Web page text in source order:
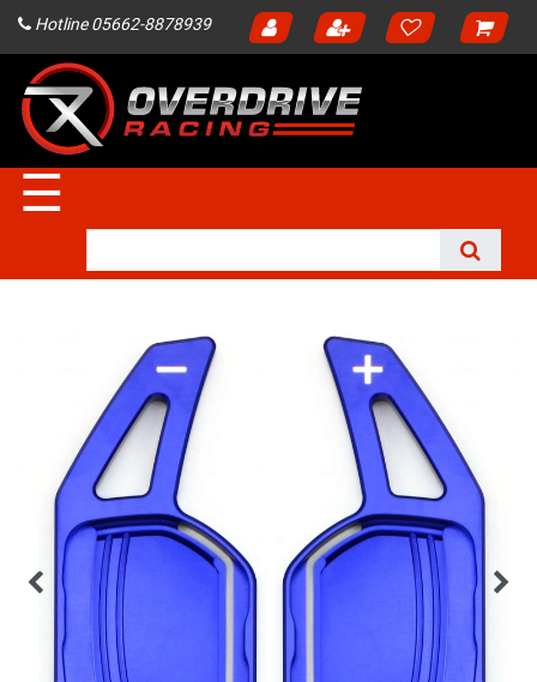
Hotline 05662-8878939
☰